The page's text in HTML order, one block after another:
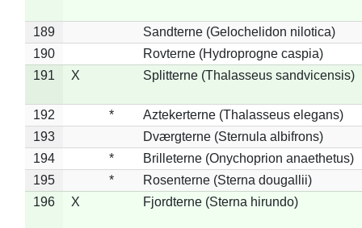
189
Sandterne (Gelochelidon nilotica)
190
Rovterne (Hydroprogne caspia)
191
X Splitterne (Thalasseus sandvicensis)
192 *
Aztekerterne (Thalasseus elegans)
193
Dværgterne (Sternula albifrons)
194
*
Brilleterne (Onychoprion anaethetus)
195
*
Rosenterne (Sterna dougallii)
196
X Fjordterne (Sterna hirundo)